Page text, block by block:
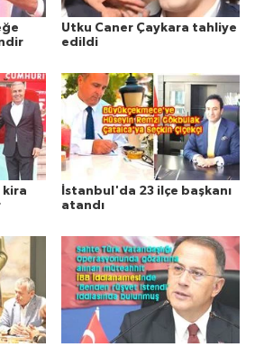
Utku Caner Çaykara tahliye
edildi
kira
İstanbul'da 23 ilçe başkanı
atandı